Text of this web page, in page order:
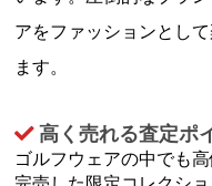
アをファッションとし
ます。
高く売れる査定ポ
ゴルフウェアの中でも